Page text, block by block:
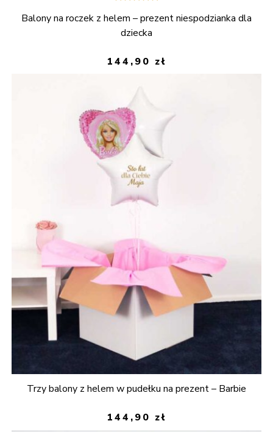
5.00
na 5
Balony na roczek z helem – prezent niespodzianka dla
dziecka
144,90 zł
Trzy balony z helem w pudełku na prezent – Barbie
144,90 zł